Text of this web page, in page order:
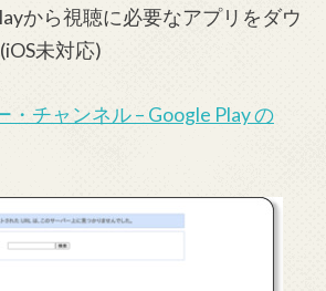
から視聴に必要なアプリをダウ
未対応)
チャンネル – Google Play の